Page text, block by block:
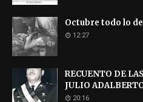
Octubre todo lo
12:27
RECUENTO DE
JULIO
20:16